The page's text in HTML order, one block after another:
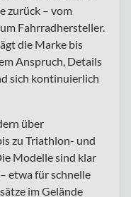
zurück – vom
Fahrradhersteller.
die Marke bis
Anspruch, Details
sich kontinuierlich
über
zu Triathlon- und
Modelle sind klar
etwa für schnelle
im Gelände